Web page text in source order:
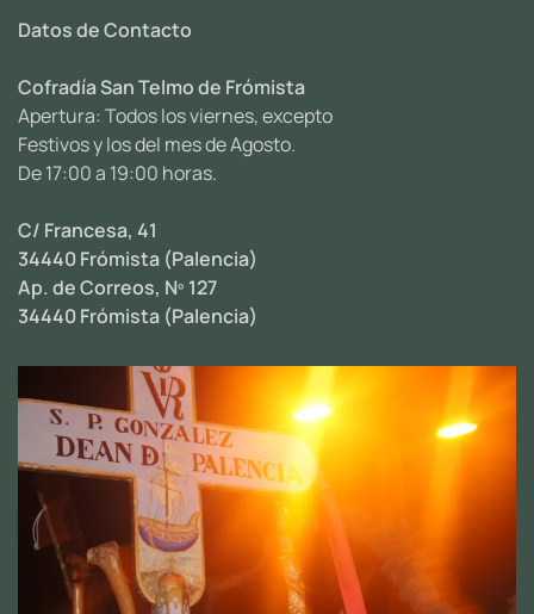
Datos de Contacto
Cofradía San Telmo de Frómista
Apertura: Todos los viernes, excepto
Festivos y los del mes de Agosto.
De 17:00 a 19:00 horas.
C/ Francesa, 41
34440 Frómista (Palencia)
Ap. de Correos, Nº 127
34440 Frómista (Palencia)